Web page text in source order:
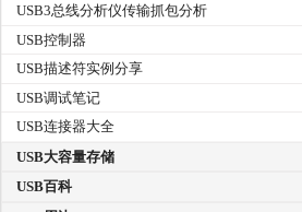
USB3总线分析仪传输抓包分析
USB控制器
USB描述符实例分享
USB调试笔记
USB连接器大全
USB大容量存储
USB百科